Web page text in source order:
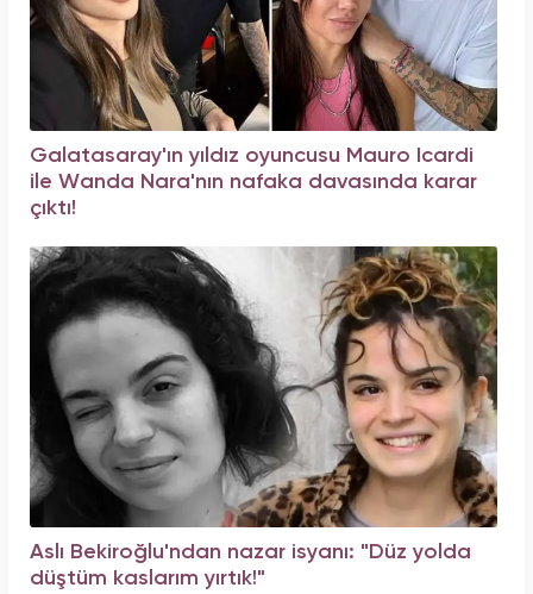
Galatasaray'ın yıldız oyuncusu Mauro Icardi
ile Wanda Nara'nın nafaka davasında karar
çıktı!
Aslı Bekiroğlu'ndan nazar isyanı: "Düz yolda
düştüm kaslarım yırtık!"